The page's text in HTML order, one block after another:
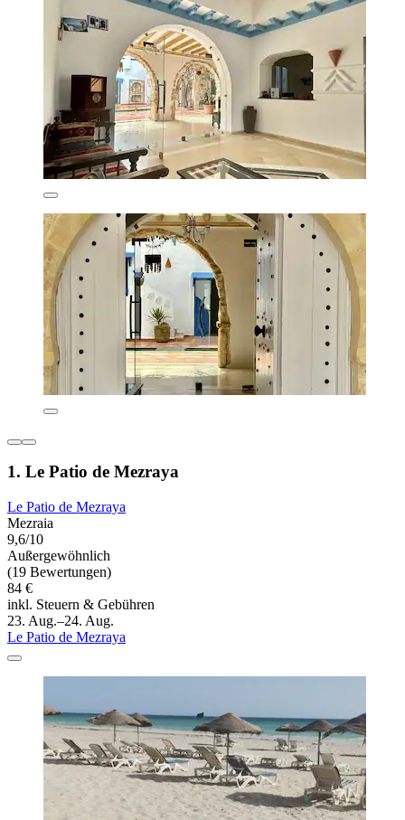
1. Le Patio de Mezraya
Le Patio de Mezraya
Mezraia
9,6/10
Außergewöhnlich
(19 Bewertungen)
84 €
inkl. Steuern & Gebühren
23. Aug.–24. Aug.
Le Patio de Mezraya